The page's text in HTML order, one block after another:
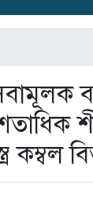
কম্বল